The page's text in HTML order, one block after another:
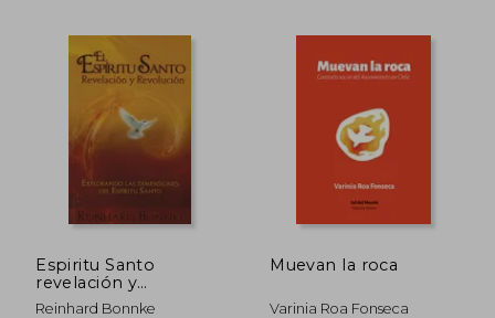
50%
dcto.
Espiritu Santo
revelación y
revolución
Reinhard Bonnke
Muevan la roca
Varinia Roa Fonseca